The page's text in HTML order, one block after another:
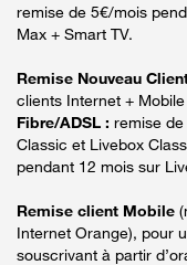
remise de 5€/mois
Max + Smart TV.
Remise Nouveau
clients Internet +
Fibre/ADSL : remise
Classic et Livebox
pendant 12 mois sur
Remise client Mobile
Internet Orange), pour
souscrivant à partir